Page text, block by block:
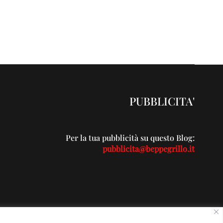
PUBBLICITA'
Per la tua pubblicità su questo Blog:
pubblicita@beppegrillo.it